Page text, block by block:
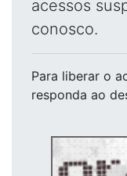
acessos
conosco.
Para liberar o
responda ao